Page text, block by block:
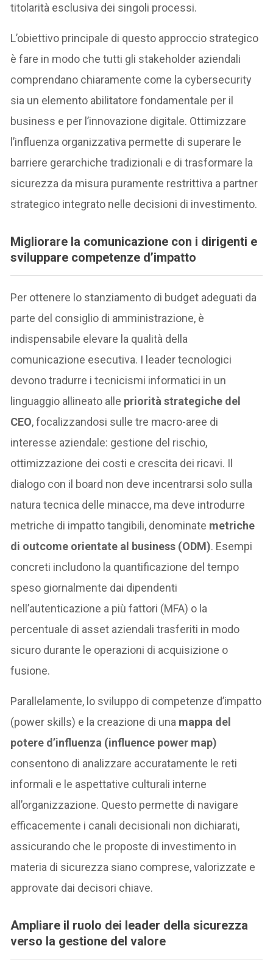
titolarità esclusiva dei singoli processi.
L’obiettivo principale di questo approccio strategico
è fare in modo che tutti gli stakeholder aziendali
comprendano chiaramente come la cybersecurity
sia un elemento abilitatore fondamentale per il
business e per l’innovazione digitale. Ottimizzare
l’influenza organizzativa permette di superare le
barriere gerarchiche tradizionali e di trasformare la
sicurezza da misura puramente restrittiva a partner
strategico integrato nelle decisioni di investimento.
Migliorare la comunicazione con i dirigenti e
sviluppare competenze d’impatto
Per ottenere lo stanziamento di budget adeguati da
parte del consiglio di amministrazione, è
indispensabile elevare la qualità della
comunicazione esecutiva. I leader tecnologici
devono tradurre i tecnicismi informatici in un
linguaggio allineato alle priorità strategiche del
CEO, focalizzandosi sulle tre macro-aree di
interesse aziendale: gestione del rischio,
ottimizzazione dei costi e crescita dei ricavi. Il
dialogo con il board non deve incentrarsi solo sulla
natura tecnica delle minacce, ma deve introdurre
metriche di impatto tangibili, denominate metriche
di outcome orientate al business (ODM). Esempi
concreti includono la quantificazione del tempo
speso giornalmente dai dipendenti
nell’autenticazione a più fattori (MFA) o la
percentuale di asset aziendali trasferiti in modo
sicuro durante le operazioni di acquisizione o
fusione.
Parallelamente, lo sviluppo di competenze d’impatto
(power skills) e la creazione di una mappa del
potere d’influenza (influence power map)
consentono di analizzare accuratamente le reti
informali e le aspettative culturali interne
all’organizzazione. Questo permette di navigare
efficacemente i canali decisionali non dichiarati,
assicurando che le proposte di investimento in
materia di sicurezza siano comprese, valorizzate e
approvate dai decisori chiave.
Ampliare il ruolo dei leader della sicurezza
verso la gestione del valore